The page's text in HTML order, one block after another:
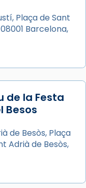
apostòlica
i als
Barcelona.
cardenal Joan
i l’ha
Barcelona,
Plaça de Sant
Barcelona,
de la Festa
Besos
de Besòs, Plaça
Adrià de Besòs,